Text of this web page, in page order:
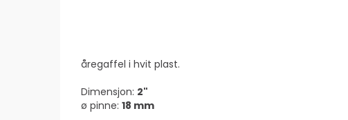
åregaffel i hvit plast.
Dimensjon: 2"
ø pinne: 18 mm